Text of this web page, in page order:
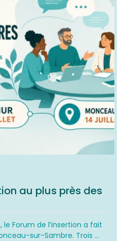
au plus près des
le Forum de l’insertion a fait
sur-Sambre. Trois ...